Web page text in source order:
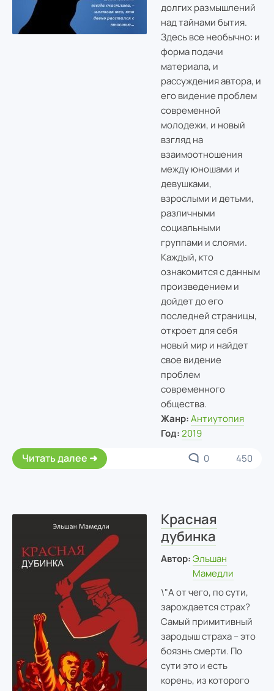
долгих размышлений
над тайнами бытия.
Здесь все необычно: и
форма подачи
материала, и
рассуждения автора, и
его видение проблем
современной
молодежи, и новый
взгляд на
взаимоотношения
между юношами и
девушками,
взрослыми и детьми,
различными
социальными
группами и слоями.
Каждый, кто
ознакомится с данным
произведением и
дойдет до его
последней страницы,
откроет для себя
новый мир и найдет
свое видение
проблем
современного
общества.
Жанр: Антиутопия
Год: 2019
Читать далее 0 450
Красная
дубинка
Автор: Эльшан
Мамедли
\"А от чего, по сути,
зарождается страх?
Самый примитивный
зародыш страха – это
боязнь смерти. По
сути это и есть
корень, из которого